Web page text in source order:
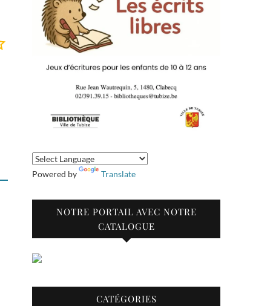
Powered by Translate
NOTRE PORTAIL AVEC NOTRE
CATALOGUE
CATÉGORIES